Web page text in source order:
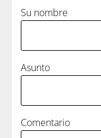
Su nombre
Asunto
Comentario